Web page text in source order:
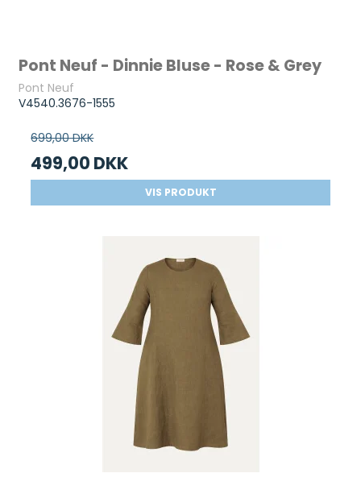
Pont Neuf - Dinnie Bluse - Rose & Grey
Pont Neuf
V4540.3676-1555
699,00 DKK
499,00 DKK
VIS PRODUKT